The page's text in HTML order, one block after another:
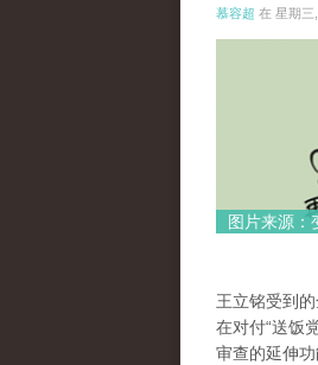
慕容超 在 星期三
图片来源：
王立铭受到
在对付“送饭
审查的延伸功